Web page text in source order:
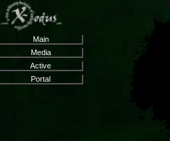
Main
Media
Active
Portal